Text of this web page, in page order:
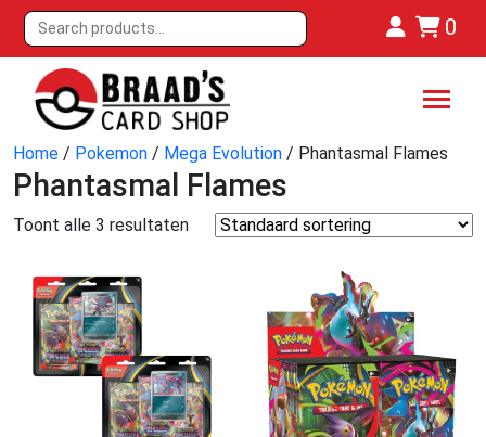
0
Home / Pokemon / Mega Evolution / Phantasmal Flames
Phantasmal Flames
Toont alle 3 resultaten